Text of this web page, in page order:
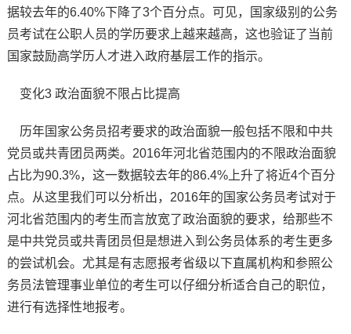
据较去年的6.40%下降了3个百分点。可见，国家级别的公务
员考试在公职人员的学历要求上越来越高，这也验证了当前
国家鼓励高学历人才进入政府基层工作的指示。
变化3 政治面貌不限占比提高
历年国家公务员招考要求的政治面貌一般包括不限和中共
党员或共青团员两类。2016年河北省范围内的不限政治面貌
占比为90.3%，这一数据较去年的86.4%上升了将近4个百分
点。从这里我们可以分析出，2016年的国家公务员考试对于
河北省范围内的考生而言放宽了政治面貌的要求，给那些不
是中共党员或共青团员但是想进入到公务员体系的考生更多
的尝试机会。尤其是有志愿报考省级以下直属机构和参照公
务员法管理事业单位的考生可以仔细分析适合自己的职位，
进行有选择性地报考。